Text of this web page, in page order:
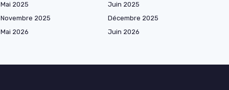
Mai 2025
Juin 2025
Novembre 2025
Décembre 2025
Mai 2026
Juin 2026